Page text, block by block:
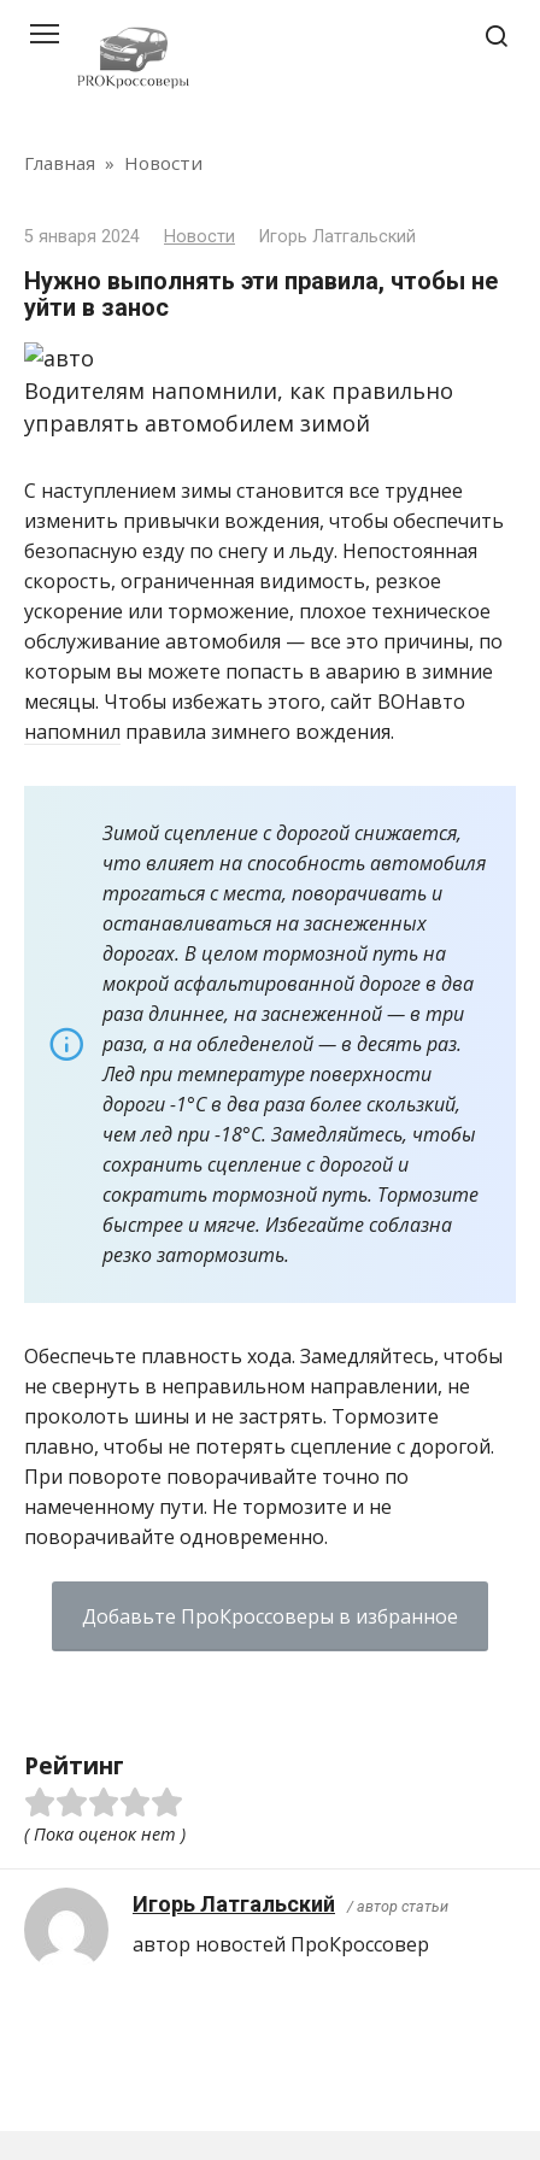
контенту
Главная » Новости
5 января 2024 Новости Игорь Латгальский
Нужно выполнять эти правила, чтобы не
уйти в занос
Водителям напомнили, как правильно
управлять автомобилем зимой
С наступлением зимы становится все труднее
изменить привычки вождения, чтобы обеспечить
безопасную езду по снегу и льду. Непостоянная
скорость, ограниченная видимость, резкое
ускорение или торможение, плохое техническое
обслуживание автомобиля — все это причины, по
которым вы можете попасть в аварию в зимние
месяцы. Чтобы избежать этого, сайт ВОНавто
напомнил правила зимнего вождения.
Зимой сцепление с дорогой снижается,
что влияет на способность автомобиля
трогаться с места, поворачивать и
останавливаться на заснеженных
дорогах. В целом тормозной путь на
мокрой асфальтированной дороге в два
раза длиннее, на заснеженной — в три
раза, а на обледенелой — в десять раз.
Лед при температуре поверхности
дороги -1°C в два раза более скользкий,
чем лед при -18°C. Замедляйтесь, чтобы
сохранить сцепление с дорогой и
сократить тормозной путь. Тормозите
быстрее и мягче. Избегайте соблазна
резко затормозить.
Обеспечьте плавность хода. Замедляйтесь, чтобы
не свернуть в неправильном направлении, не
проколоть шины и не застрять. Тормозите
плавно, чтобы не потерять сцепление с дорогой.
При повороте поворачивайте точно по
намеченному пути. Не тормозите и не
поворачивайте одновременно.
Добавьте ПроКроссоверы в избранное
Рейтинг
( Пока оценок нет )
Игорь Латгальский / автор статьи
автор новостей ПроКроcсовер